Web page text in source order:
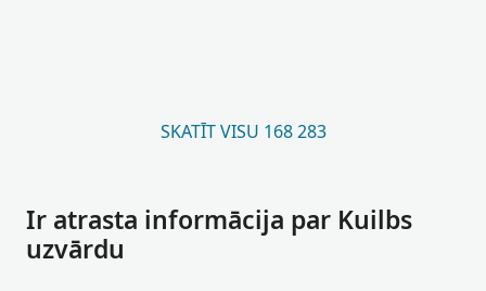
SKATĪT VISU 168 283
Ir atrasta informācija par Kuilbs
uzvārdu